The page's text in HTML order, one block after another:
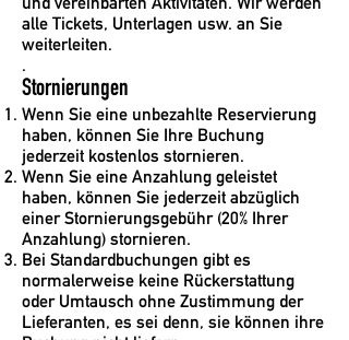
alle Tickets, Unterlagen usw. an Sie
weiterleiten.
.
Stornierungen
Wenn Sie eine unbezahlte Reservierung
haben, können Sie Ihre Buchung
jederzeit kostenlos stornieren.
Wenn Sie eine Anzahlung geleistet
haben, können Sie jederzeit abzüglich
einer Stornierungsgebühr (20% Ihrer
Anzahlung) stornieren.
Bei Standardbuchungen gibt es
normalerweise keine Rückerstattung
oder Umtausch ohne Zustimmung der
Lieferanten, es sei denn, sie können ihre